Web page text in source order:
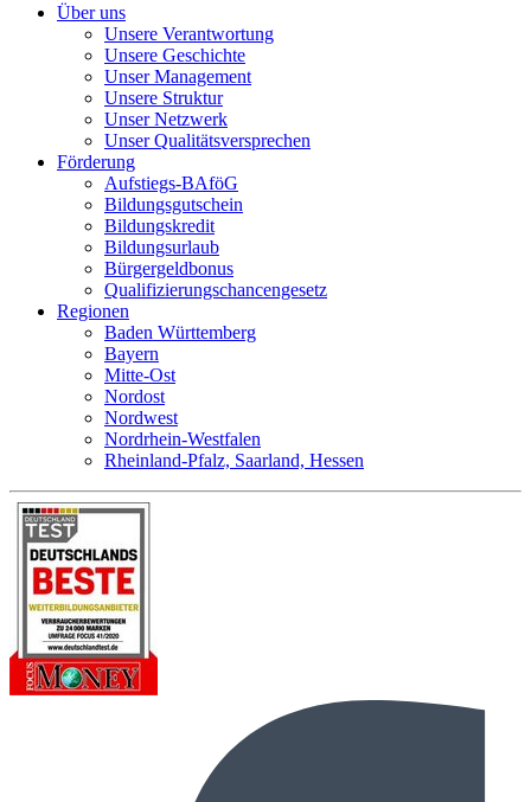
Über uns
Unsere Verantwortung
Unsere Geschichte
Unser Management
Unsere Struktur
Unser Netzwerk
Unser Qualitätsversprechen
Förderung
Aufstiegs-BAföG
Bildungsgutschein
Bildungskredit
Bildungsurlaub
Bürgergeldbonus
Qualifizierungschancengesetz
Regionen
Baden Württemberg
Bayern
Mitte-Ost
Nordost
Nordwest
Nordrhein-Westfalen
Rheinland-Pfalz, Saarland, Hessen